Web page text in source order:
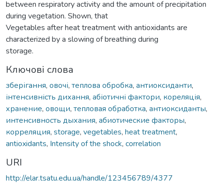
between respiratory activity and the amount of precipitation
during vegetation. Shown, that
Vegetables after heat treatment with antioxidants are
characterized by a slowing of breathing during
storage.
Ключові слова
зберігання, овочі, теплова обробка, антиоксиданти,
інтенсивність дихання, абіотичні фактори, кореляція,
хранение, овощи, тепловая обработка, антиоксиданты,
интенсивность дыхания, абиотические факторы,
корреляция, storage, vegetables, heat treatment,
аntioxidants, Intensity of the shock, correlation
URI
http://elar.tsatu.edu.ua/handle/123456789/4377